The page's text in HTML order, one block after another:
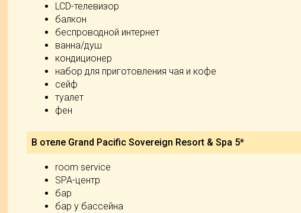
LCD-телевизор
балкон
беспроводной интернет
ванна/душ
кондиционер
набор для приготовления чая и кофе
сейф
туалет
фен
В отеле Grand Pacific Sovereign Resort & Spa 5*
room service
SPA-центр
бар
бар у бассейна